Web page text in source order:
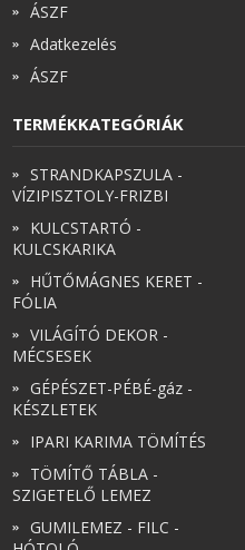
ÁSZF
Adatkezelés
ÁSZF
TERMÉKKATEGÓRIÁK
STRANDKAPSZULA -
VÍZIPISZTOLY-FRIZBI
KULCSTARTÓ -
KULCSKARIKA
HŰTŐMÁGNES KERET -
FÓLIA
VILÁGÍTÓ DEKOR -
MÉCSESEK
GÉPÉSZET-PÉBÉ-gáz -
KÉSZLETEK
IPARI KARIMA TÖMÍTÉS
TÖMÍTŐ TÁBLA -
SZIGETELŐ LEMEZ
GUMILEMEZ - FILC -